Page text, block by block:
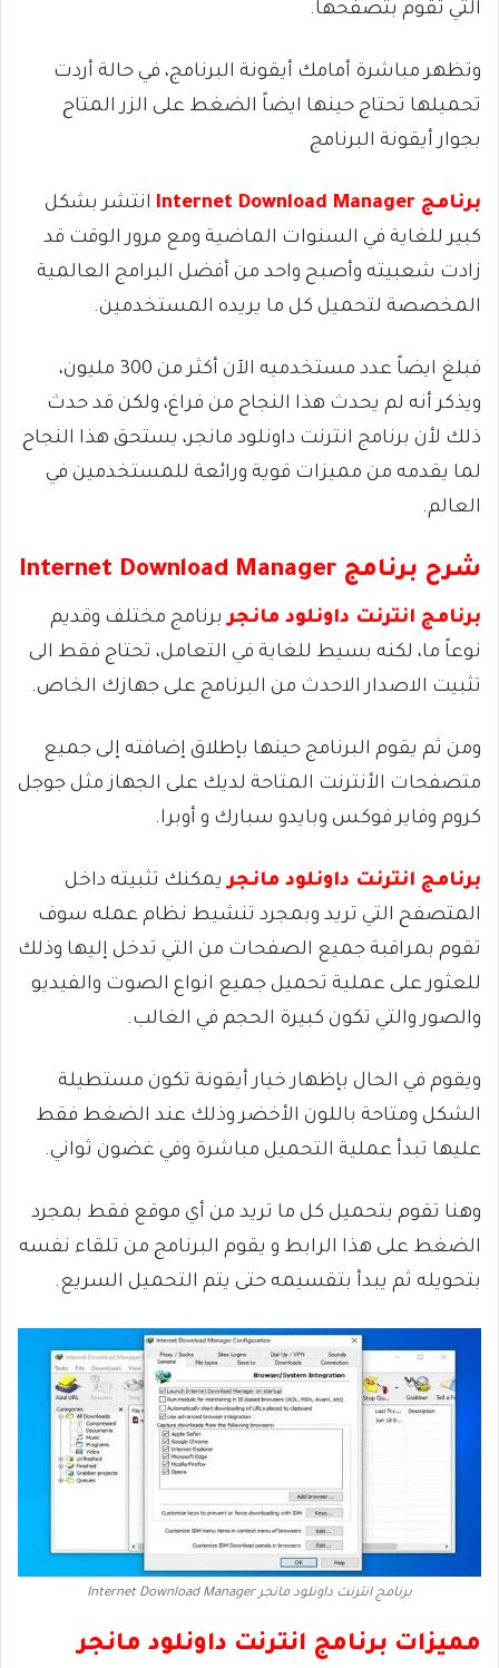
التي تقوم بتصفحها.
وتظهر مباشرة أمامك أيقونة البرنامج، في حالة أردت
تحميلها تحتاج حينها ايضاً الضغط على الزر المتاح
بجوار أيقونة البرنامج
برنامج Internet Download Manager
انتشر بشكل
كبير للغاية في السنوات الماضية ومع مرور الوقت قد
زادت شعبيته وأصبح واحد من أفضل البرامج العالمية
المخصصة لتحميل كل ما يريده المستخدمين.
فبلغ ايضاً عدد مستخدميه الآن أكثر من 300 مليون،
ويذكر أنه لم يحدث هذا النجاح من فراغ، ولكن قد حدث
ذلك لأن برنامج انترنت داونلود مانجر، يستحق هذا النجاح
لما يقدمه من مميزات قوية ورائعة للمستخدمين في
العالم.
شرح برنامجInternet Download Manager
برنامج انترنت داونلود مانجربرنامج مختلف وقديم
نوعاً ما، لكنه بسيط للغاية في التعامل، تحتاج فقط الى
تثبيت الاصدار الاحدث من البرنامج على جهازك الخاص.
ومن ثم يقوم البرنامج حينها بإطلاق إضافته إلى جميع
متصفحات الأنترنت المتاحة لديك على الجهاز مثل جوجل
كروم وفاير فوكس وبايدو سبارك و أوبرا.
برنامج انترنت داونلود مانجريمكنك تثبيته داخل
المتصفح التي تريد وبمجرد تنشيط نظام عمله سوف
تقوم بمراقبة جميع الصفحات من التي تدخل إليها وذلك
للعثور على عملية تحميل جميع انواع الصوت والفيديو
والصور والتي تكون كبيرة الحجم في الغالب.
ويقوم في الحال بإظهار خيار أيقونة تكون مستطيلة
الشكل ومتاحة باللون الأخضر وذلك عند الضغط فقط
عليها تبدأ عملية التحميل مباشرة وفي غضون ثواني.
وهنا تقوم بتحميل كل ما تريد من أي موقع فقط بمجرد
الضغط على هذا الرابط و يقوم البرنامج من تلقاء نفسه
بتحويله ثم يبدأ بتقسيمه حتى يتم التحميل السريع.
برنامج انترنت داونلود مانجر Internet Download Manager
مميزات برنامج انترنت داونلود مانجر